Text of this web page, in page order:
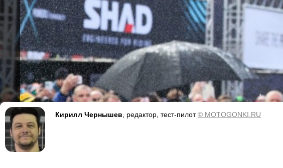
Кирилл Чернышев , редактор, тест-пилот© MOTOGONKI.RU